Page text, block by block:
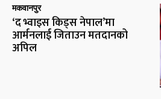
मकवानपुर
‘द भ्वाइस किड्स नेपाल’मा
आर्मनलाई जिताउन मतदानको
अपिल